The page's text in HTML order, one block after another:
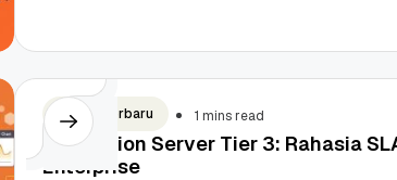
Terbaru
20 Nov, 2025 6 27 Jul,
Artikel Terbaru 1 mins read
Colocation Server Tier 3: Rahasia
Enterprise